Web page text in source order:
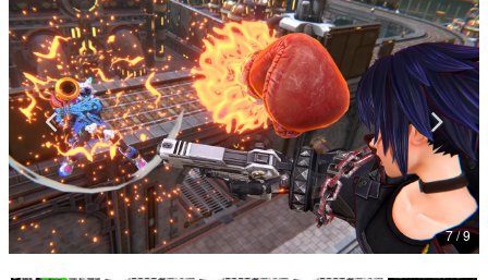
特集記事
マンガ
女性向け
アプリレビュー
その他
電ファミニコゲーマーとは？
7 / 9